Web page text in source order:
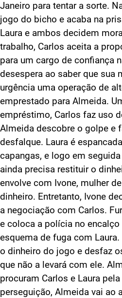
Janeiro para tentar a sorte.
jogo do bicho e acaba na
Laura e ambos decidem
trabalho, Carlos aceita a
para um cargo de confiança
desespera ao saber que sua
urgência uma operação de
emprestado para Almeida.
empréstimo, Carlos faz uso
Almeida descobre o golpe e
desfalque. Laura é
capangas, e logo em
ainda precisa restituir o
envolve com Ivone, mulher
dinheiro. Entretanto, Ivone
a negociação com Carlos.
e coloca a polícia no encalço
esquema de fuga com
o dinheiro do jogo e desfaz
que não a levará com ele.
procuram Carlos e Laura
perseguição, Almeida vai ao